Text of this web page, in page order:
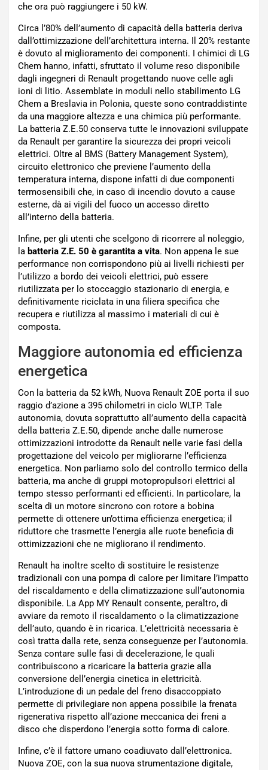
che ora può raggiungere i 50 kW.
Circa l’80% dell’aumento di capacità della batteria deriva
dall’ottimizzazione dell’architettura interna. Il 20% restante
è dovuto al miglioramento dei componenti. I chimici di LG
Chem hanno, infatti, sfruttato il volume reso disponibile
dagli ingegneri di Renault progettando nuove celle agli
ioni di litio. Assemblate in moduli nello stabilimento LG
Chem a Breslavia in Polonia, queste sono contraddistinte
da una maggiore altezza e una chimica più performante.
La batteria Z.E.50 conserva tutte le innovazioni sviluppate
da Renault per garantire la sicurezza dei propri veicoli
elettrici. Oltre al BMS (Battery Management System),
circuito elettronico che previene l’aumento della
temperatura interna, dispone infatti di due componenti
termosensibili che, in caso di incendio dovuto a cause
esterne, dà ai vigili del fuoco un accesso diretto
all’interno della batteria.
Infine, per gli utenti che scelgono di ricorrere al noleggio,
la batteria Z.E. 50 è garantita a vita. Non appena le sue
performance non corrispondono più ai livelli richiesti per
l’utilizzo a bordo dei veicoli elettrici, può essere
riutilizzata per lo stoccaggio stazionario di energia, e
definitivamente riciclata in una filiera specifica che
recupera e riutilizza al massimo i materiali di cui è
composta.
Maggiore autonomia ed efficienza
energetica
Con la batteria da 52 kWh, Nuova Renault ZOE porta il suo
raggio d’azione a 395 chilometri in ciclo WLTP. Tale
autonomia, dovuta soprattutto all’aumento della capacità
della batteria Z.E.50, dipende anche dalle numerose
ottimizzazioni introdotte da Renault nelle varie fasi della
progettazione del veicolo per migliorarne l’efficienza
energetica. Non parliamo solo del controllo termico della
batteria, ma anche di gruppi motopropulsori elettrici al
tempo stesso performanti ed efficienti. In particolare, la
scelta di un motore sincrono con rotore a bobina
permette di ottenere un’ottima efficienza energetica; il
riduttore che trasmette l’energia alle ruote beneficia di
ottimizzazioni che ne migliorano il rendimento.
Renault ha inoltre scelto di sostituire le resistenze
tradizionali con una pompa di calore per limitare l’impatto
del riscaldamento e della climatizzazione sull’autonomia
disponibile. La App MY Renault consente, peraltro, di
avviare da remoto il riscaldamento o la climatizzazione
dell’auto, quando è in ricarica. L’elettricità necessaria è
così tratta dalla rete, senza conseguenze per l’autonomia.
Senza contare sulle fasi di decelerazione, le quali
contribuiscono a ricaricare la batteria grazie alla
conversione dell’energia cinetica in elettricità.
L’introduzione di un pedale del freno disaccoppiato
permette di privilegiare non appena possibile la frenata
rigenerativa rispetto all’azione meccanica dei freni a
disco che disperdono l’energia sotto forma di calore.
Infine, c’è il fattore umano coadiuvato dall’elettronica.
Nuova ZOE, con la sua nuova strumentazione digitale,